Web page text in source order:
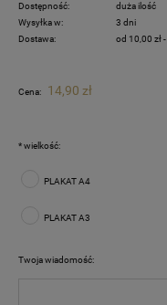
Dostępność:
duża ilość
Wysyłka w:
3 dni
Dostawa:
od 10,00 zł
Cena nie zawiera
Cena: 14,90 zł
*wielkość:
PLAKAT A4
PLAKAT A3
Twoja wiadomość: